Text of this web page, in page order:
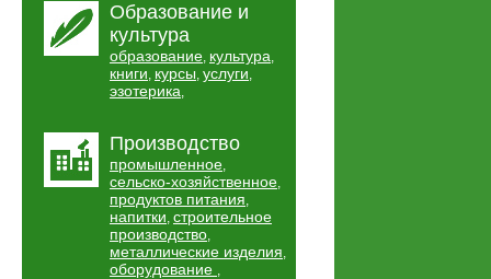
Образование и
культура
образование, культура,
книги, курсы, услуги,
эзотерика,
Производство
промышленное,
сельско-хозяйственное,
продуктов питания,
напитки, строительное
производство,
металлические изделия,
оборудование ,